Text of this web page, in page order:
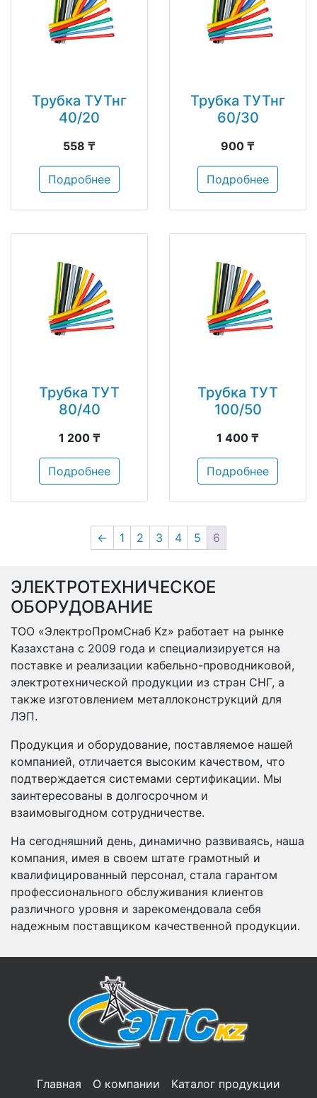
Трубка ТУТнг
40/20
558 ₸
Подробнее
Трубка ТУТнг
60/30
900 ₸
Подробнее
Трубка ТУТ
80/40
1 200 ₸
Подробнее
Трубка ТУТ
100/50
1 400 ₸
Подробнее
← 1 2 3 4 5 6
ЭЛЕКТРОТЕХНИЧЕСКОЕ
ОБОРУДОВАНИЕ
ТОО «ЭлектроПромСнаб Kz» работает на рынке
Казахстана с 2009 года и специализируется на
поставке и реализации кабельно-проводниковой,
электротехнической продукции из стран СНГ, а
также изготовлением металлоконструкций для
ЛЭП.
Продукция и оборудование, поставляемое нашей
компанией, отличается высоким качеством, что
подтверждается системами сертификации. Мы
заинтересованы в долгосрочном и
взаимовыгодном сотрудничестве.
На сегодняшний день, динамично развиваясь, наша
компания, имея в своем штате грамотный и
квалифицированный персонал, стала гарантом
профессионального обслуживания клиентов
различного уровня и зарекомендовала себя
надежным поставщиком качественной продукции.
Главная О компании
Каталог продукции